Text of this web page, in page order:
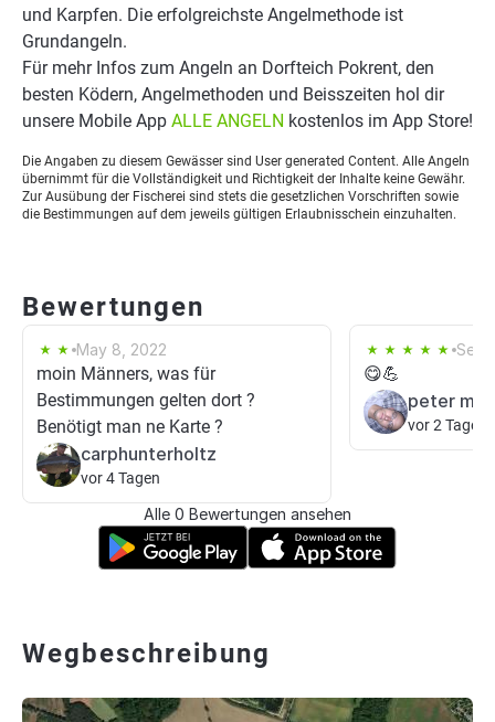
und Karpfen. Die erfolgreichste Angelmethode ist
Grundangeln.
Für mehr Infos zum Angeln an Dorfteich Pokrent, den
besten Ködern, Angelmethoden und Beisszeiten hol dir
unsere Mobile App ALLE ANGELN kostenlos im App Store!
Die Angaben zu diesem Gewässer sind User generated Content. Alle Angeln
übernimmt für die Vollständigkeit und Richtigkeit der Inhalte keine Gewähr.
Zur Ausübung der Fischerei sind stets die gesetzlichen Vorschriften sowie
die Bestimmungen auf dem jeweils gültigen Erlaubnisschein einzuhalten.
Bewertungen
May 8, 2022
moin Männers, was für
Bestimmungen gelten dort ?
Benötigt man ne Karte ?
carphunterholtz
vor 4 Tagen
Sep
😋💪
peter
vor 2 Tagen
Alle 0 Bewertungen ansehen
Wegbeschreibung